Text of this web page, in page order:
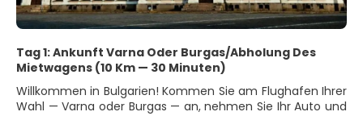
Tag 1: Ankunft Varna Oder Burgas/Abholung Des
Mietwagens (10 Km — 30 Minuten)
Willkommen in Bulgarien! Kommen Sie am Flughafen Ihrer
Wahl — Varna oder Burgas — an, nehmen Sie Ihr Auto und